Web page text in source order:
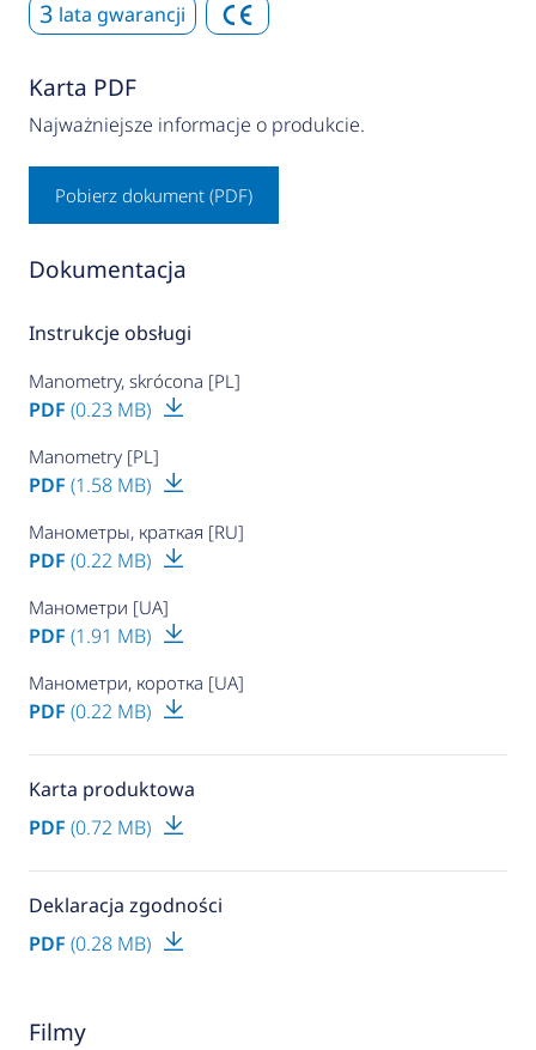
3 lata gwarancji
Karta PDF
Najważniejsze informacje o produkcie.
Pobierz dokument (PDF)
Dokumentacja
Instrukcje obsługi
Manometry, skrócona [PL]
PDF (0.23 MB)
Manometry [PL]
PDF (1.58 MB)
Манометры, краткая [RU]
PDF (0.22 MB)
Манометри [UA]
PDF (1.91 MB)
Манометри, коротка [UA]
PDF (0.22 MB)
Karta produktowa
PDF (0.72 MB)
Deklaracja zgodności
PDF (0.28 MB)
Filmy